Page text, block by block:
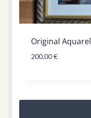
Original
200,00€